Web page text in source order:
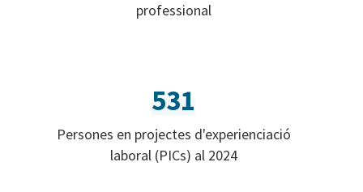
professional
531
Persones en projectes d'experienciació
laboral (PICs) al 2024